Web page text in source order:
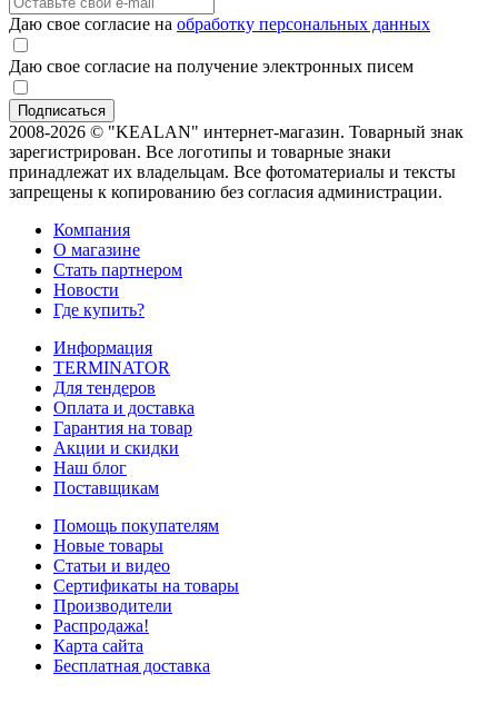
Даю свое согласие на обработку персональных данных
Даю свое согласие на получение электронных писем
2008-2026 © "KEALAN" интернет-магазин. Товарный знак
зарегистрирован. Все логотипы и товарные знаки
принадлежат их владельцам. Все фотоматериалы и тексты
запрещены к копированию без согласия администрации.
Компания
О магазине
Стать партнером
Новости
Где купить?
Информация
TERMINATOR
Для тендеров
Оплата и доставка
Гарантия на товар
Акции и скидки
Наш блог
Поставщикам
Помощь покупателям
Новые товары
Статьи и видео
Сертификаты на товары
Производители
Распродажа!
Карта сайта
Бесплатная доставка